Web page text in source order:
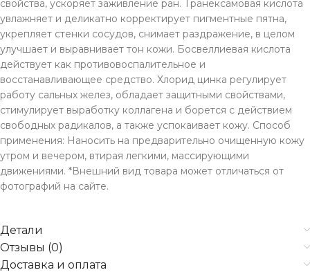
свойства, ускоряет заживление ран. Транексамовая кислота
увлажняет и деликатно корректирует пигментные пятна,
укрепляет стенки сосудов, снимает раздражение, в целом
улучшает и выравнивает тон кожи. Босвеллиевая кислота
действует как противовоспалительное и
восстанавливающее средство. Хлорид цинка регулирует
работу сальных желез, обладает защитными свойствами,
стимулирует выработку коллагена и борется с действием
свободных радикалов, а также успокаивает кожу. Способ
применения: Наносить на предварительно очищенную кожу
утром и вечером, втирая легкими, массирующими
движениями. *Внешний вид товара может отличаться от
фотографий на сайте.
Детали
Отзывы (0)
Доставка и оплата